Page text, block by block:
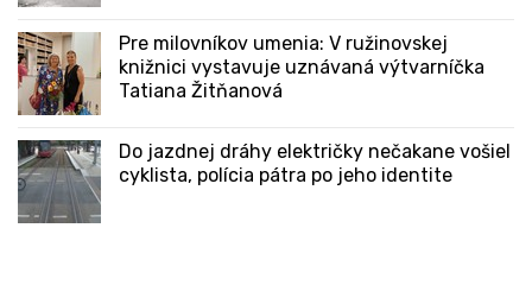
Pre milovníkov umenia: V ružinovskej
knižnici vystavuje uznávaná výtvarníčka
Tatiana Žitňanová
Do jazdnej dráhy električky nečakane vošiel
cyklista, polícia pátra po jeho identite